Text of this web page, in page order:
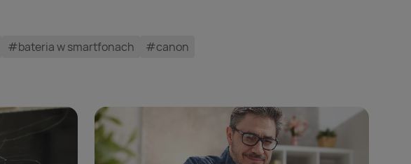
#bateria w smartfonach #canon